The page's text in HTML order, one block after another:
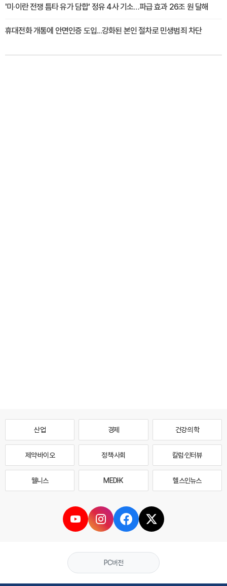
'미·이란 전쟁 틈타 유가 담합' 정유 4사 기소…파급 효과 26조 원 달해
휴대전화 개통에 안면인증 도입...강화된 본인 절차로 민생범죄 차단
산업 경제 건강·의학
제약·바이오 정책·사회 칼럼·인터뷰
웰니스 MEDI·K 헬스인뉴스
PC버전